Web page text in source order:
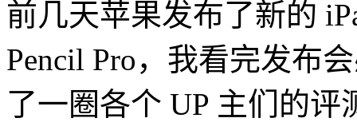
前几天苹果发布了新的
Pencil Pro，我看完发布
了一圈各个 UP 主们的